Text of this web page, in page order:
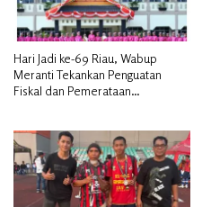
Hari Jadi ke-69 Riau, Wabup
Meranti Tekankan Penguatan
Fiskal dan Pemerataan